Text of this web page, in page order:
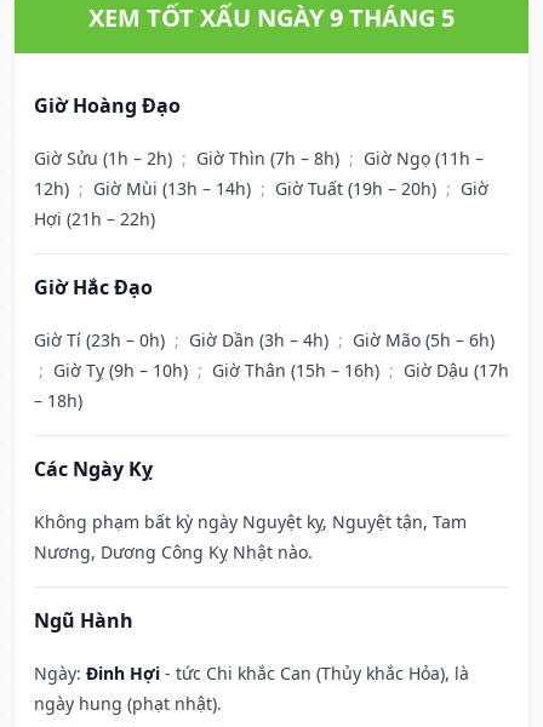
XEM TỐT XẤU NGÀY 9 THÁNG 5
Giờ Hoàng Đạo
Giờ Sửu (1h – 2h) ; Giờ Thìn (7h – 8h) ; Giờ Ngọ (11h –
12h) ; Giờ Mùi (13h – 14h) ; Giờ Tuất (19h – 20h) ; Giờ
Hợi (21h – 22h)
Giờ Hắc Đạo
Giờ Tí (23h – 0h) ; Giờ Dần (3h – 4h) ; Giờ Mão (5h – 6h)
; Giờ Tỵ (9h – 10h) ; Giờ Thân (15h – 16h) ; Giờ Dậu (17h
– 18h)
Các Ngày Kỵ
Không phạm bất kỳ ngày Nguyệt kỵ, Nguyệt tận, Tam
Nương, Dương Công Kỵ Nhật nào.
Ngũ Hành
Ngày: Đinh Hợi - tức Chi khắc Can (Thủy khắc Hỏa), là
ngày hung (phạt nhật).